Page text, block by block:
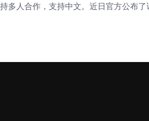
多人合作，支持中文。近日官方公布